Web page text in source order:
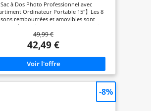
Sac à Dos Photo Professionnel avec
Ordinateur Portable 15"】Les 8
rembourrées et amovibles sont
réorganisables pour une protection
de votre équipement. Un système
permet de fixer votre trépied au fond du
Capacité 15L】Ce sac professionnel
1 appareil, 6 objectifs et 1 flash. Une
zippée en mesh à l'intérieur range vos
iPad ou autres tablettes. Les poches
Compact】Dimensions : 41 x 31,5 x 16,5
seulement 1kg. Son poids léger en fait un
49,99 €
42,49 €
-8%